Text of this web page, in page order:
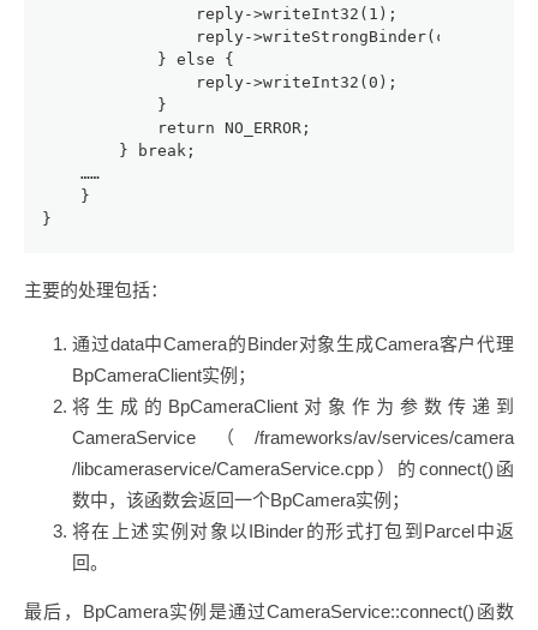
                reply->writeInt32(1);
reply->writeStrongBinder(camera-
            } else {
                reply->writeInt32(0);
            }
            return NO_ERROR;
        } break;
    ……
    }
}
主要的处理包括：
通过data中Camera的Binder对象生成Camera客户代理
BpCameraClient实例；
将生成的BpCameraClient对象作为参数传递到
CameraService（/frameworks/av/services/camera
/libcameraservice/CameraService.cpp）的connect()函
数中，该函数会返回一个BpCamera实例；
将在上述实例对象以IBinder的形式打包到Parcel中返
回。
最后，BpCamera实例是通过CameraService::connect()函数